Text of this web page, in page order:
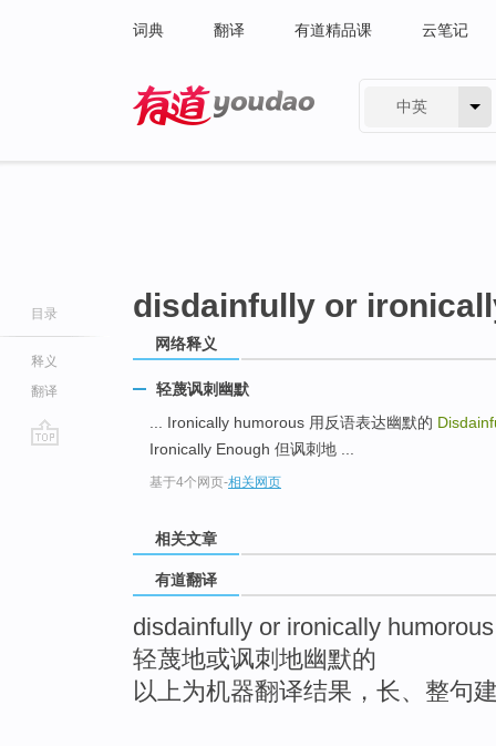
词典 翻译 有道精品课 云笔记
中英
目录
释义
翻译
disdainfully or
网络释义
轻蔑讽刺幽默
... Ironically humorous 用反语表达幽默的
Ironically Enough 但讽刺地 ...
基于4个网页-相关网页
相关文章
有道翻译
disdainfully or ironically humorous
轻蔑地或讽刺地幽默的
以上为机器翻译结果，长、整句